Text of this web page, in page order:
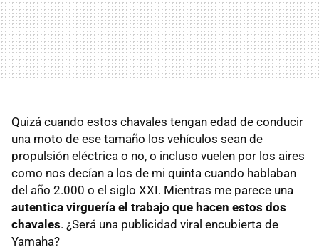
Quizá cuando estos chavales tengan edad de conducir
una moto de ese tamaño los vehículos sean de
propulsión eléctrica o no, o incluso vuelen por los aires
como nos decían a los de mi quinta cuando hablaban
del año 2.000 o el siglo XXI. Mientras me parece una
autentica virguería el trabajo que hacen estos dos
chavales. ¿Será una publicidad viral encubierta de
Yamaha?